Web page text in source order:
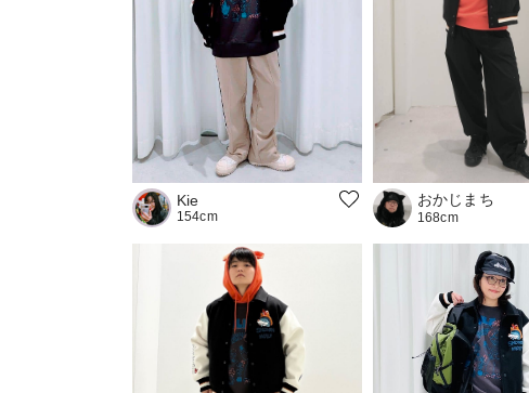
Kie
154cm
おかじまち
168cm